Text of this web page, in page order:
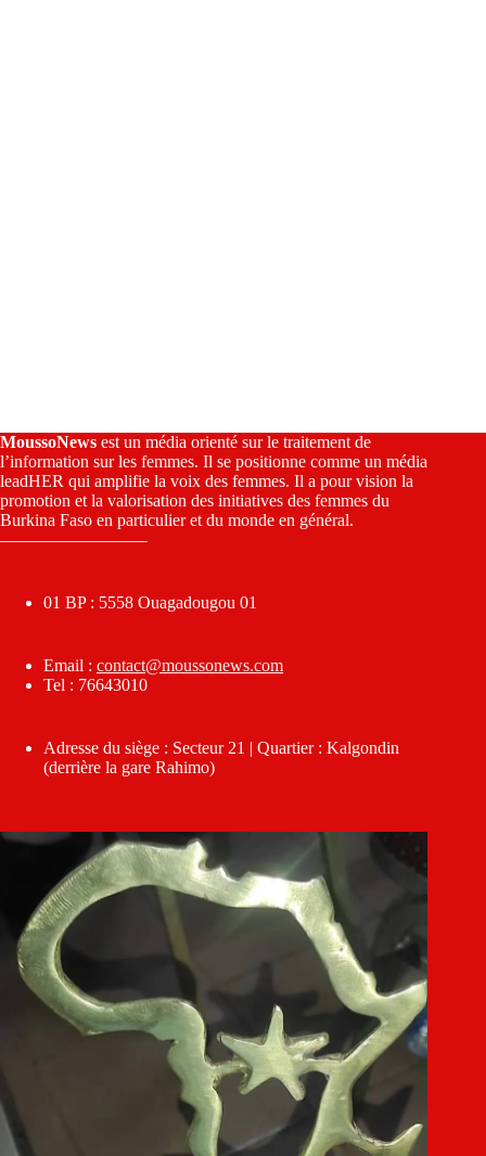
MoussoNews est un média orienté sur le traitement de
l’information sur les femmes. Il se positionne comme un média
leadHER qui amplifie la voix des femmes. Il a pour vision la
promotion et la valorisation des initiatives des femmes du
Burkina Faso en particulier et du monde en général.
————————–
01 BP : 5558 Ouagadougou 01
Email : contact@moussonews.com
Tel : 76643010
Adresse du siège : Secteur 21 | Quartier : Kalgondin
(derrière la gare Rahimo)